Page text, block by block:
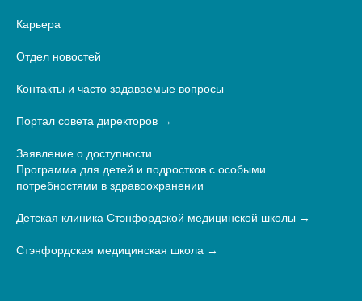
Карьера
Отдел новостей
Контакты и часто задаваемые вопросы
Портал совета директоров
Заявление о доступности
Программа для детей и подростков с особыми
потребностями в здравоохранении
Детская клиника Стэнфордской медицинской школы
Стэнфордская медицинская школа